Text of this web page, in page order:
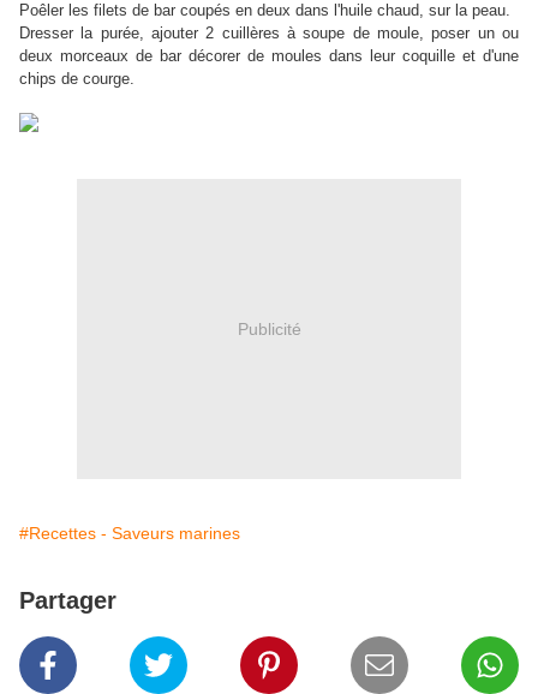
Poêler les filets de bar coupés en deux dans l'huile chaud, sur la peau.
Dresser la purée, ajouter 2 cuillères à soupe de moule, poser un ou
deux morceaux de bar décorer de moules dans leur coquille et d'une
chips de courge.
Publicité
#Recettes - Saveurs marines
Partager